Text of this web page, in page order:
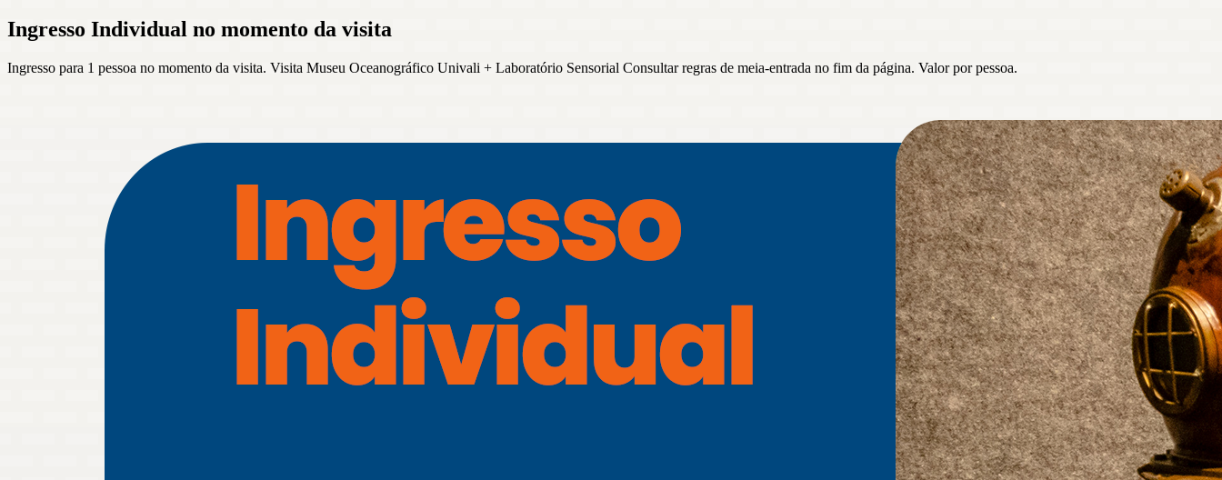
Ingresso Individual no momento da visita
Ingresso para 1 pessoa no momento da visita. Visita Museu Oceanográfico Univali + Laboratório Sensorial Consultar regras de meia-entrada no fim da página. Valor por pessoa.